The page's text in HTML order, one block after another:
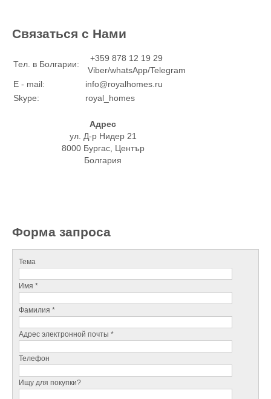
Связаться с Нами
Тел. в Болгарии:
+359 878 12 19 29
Viber/whatsApp/Telegram
E - mail:
info@royalhomes.ru
Skype:
royal_homes
Адрес
ул. Д-р Нидер 21
8000 Бургас, Център
Болгария
Форма запроса
Тема
Имя *
Фамилия *
Адрес электронной почты *
Телефон
Ищу для покупки?